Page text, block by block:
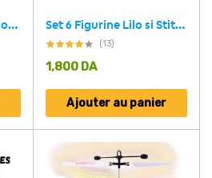
Machine à Bulles de football pour les enfants – لعبةصنع فقاعة كرة القدم Set 6 Figurine Lilo si Stitch
(13)
1,800 DA
Ajouter au panier